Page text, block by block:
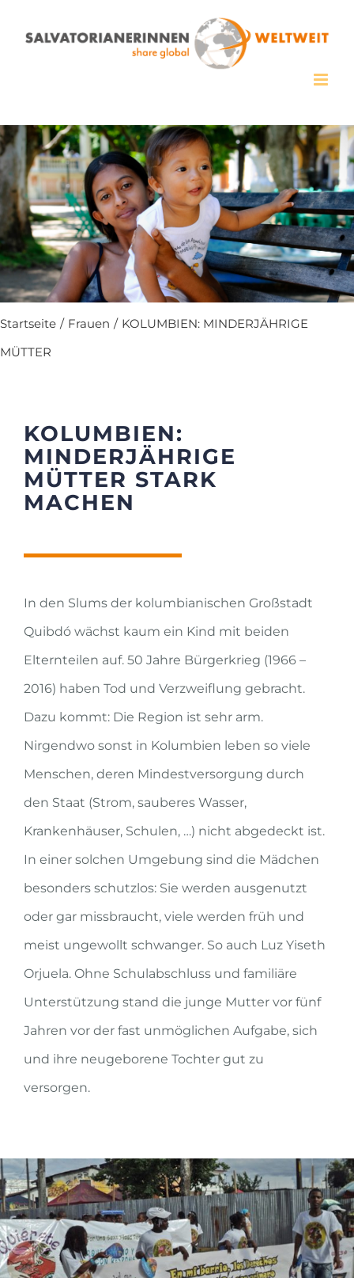
Inhalt
Startseite / Frauen / KOLUMBIEN: MINDERJÄHRIGE
MÜTTER
KOLUMBIEN:
MINDERJÄHRIGE
MÜTTER STARK
MACHEN
In den Slums der kolumbianischen Großstadt
Quibdó wächst kaum ein Kind mit beiden
Elternteilen auf. 50 Jahre Bürgerkrieg (1966 –
2016) haben Tod und Verzweiflung gebracht.
Dazu kommt: Die Region ist sehr arm.
Nirgendwo sonst in Kolumbien leben so viele
Menschen, deren Mindestversorgung durch
den Staat (Strom, sauberes Wasser,
Krankenhäuser, Schulen, …) nicht abgedeckt ist.
In einer solchen Umgebung sind die Mädchen
besonders schutzlos: Sie werden ausgenutzt
oder gar missbraucht, viele werden früh und
meist ungewollt schwanger. So auch Luz Yiseth
Orjuela. Ohne Schulabschluss und familiäre
Unterstützung stand die junge Mutter vor fünf
Jahren vor der fast unmöglichen Aufgabe, sich
und ihre neugeborene Tochter gut zu
versorgen.